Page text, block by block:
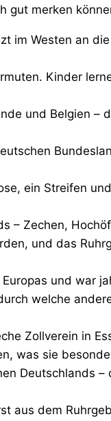
gut merken
im Westen an
Kinder
und Belgien –
ein Streifen
– Zechen,
und das
und war
welche
Zollverein in
was sie
Deutschlands –
aus dem